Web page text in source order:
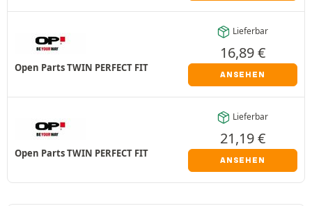
Open Parts TWIN PERFECT FIT
Lieferbar
16,89€
ANSEHEN
Open Parts TWIN PERFECT FIT
Lieferbar
21,19€
ANSEHEN